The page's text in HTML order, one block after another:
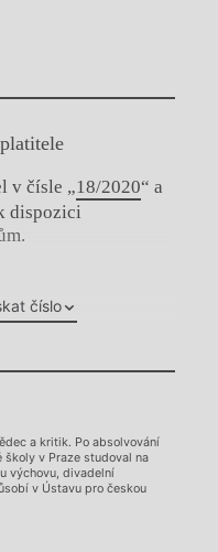
v čísle „18/2020“ a
dispozici
číslo
a kritik. Po absolvování
školy v Praze studoval na
výchovu, divadelní
v Ústavu pro českou